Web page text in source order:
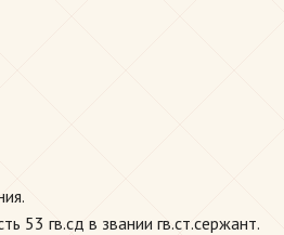
53 гв.сд в звании гв.ст.сержант.